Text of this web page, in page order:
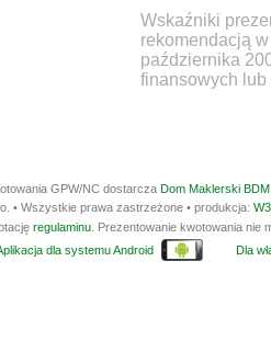
Wskaźniki
rekomendacją
października
finansowych lub
GPW/NC dostarcza Dom Maklerski
• Wszystkie prawa zastrzeżone • produkcja:
regulaminu . Prezentowanie kwotowania
dla systemu Android Dla